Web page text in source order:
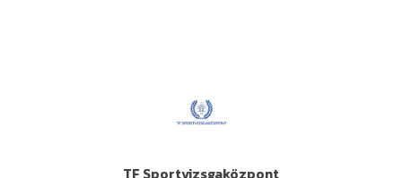
TF Sportvizsgaközpont